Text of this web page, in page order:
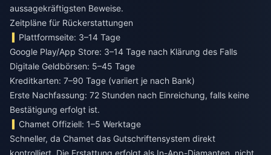
aussagekräftigsten Beweise.
Zeitpläne für Rückerstattungen
Plattformseite: 3–14 Tage
Google Play/App Store: 3–14 Tage nach Klärung des Falls
Digitale Geldbörsen: 5–45 Tage
Kreditkarten: 7–90 Tage (variiert je nach Bank)
Erste Nachfassung: 72 Stunden nach Einreichung, falls keine
Bestätigung erfolgt ist.
Chamet Offiziell: 1–5 Werktage
Schneller, da Chamet das Gutschriftensystem direkt